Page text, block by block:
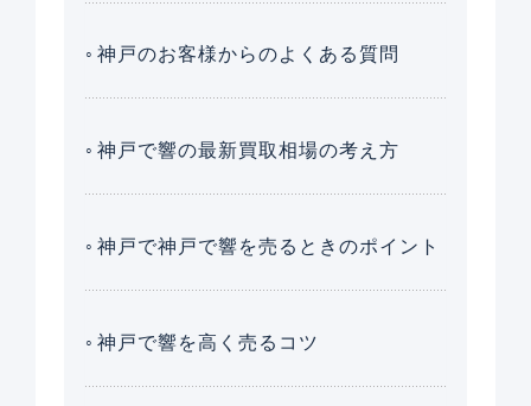
神戸のお客様からのよくある質問
神戸で響の最新買取相場の考え方
神戸で神戸で響を売るときのポイント
神戸で響を高く売るコツ